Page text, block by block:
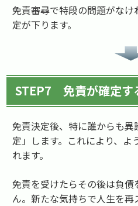
免責審尋で特段の問題がな
定が下ります。
STEP7 免責が確定す
免責決定後、特に誰からも
定」します。これにより、よ
れます。
免責を受けたらその後は負
ん。新たな気持ちで人生を